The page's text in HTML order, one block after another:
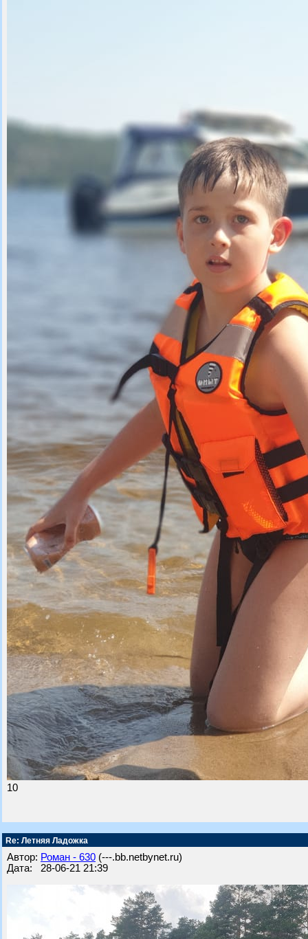
10
Re: Летняя Ладожка
Автор: Роман - 630 (---.bb.netbynet.ru)
Дата: 28-06-21 21:39